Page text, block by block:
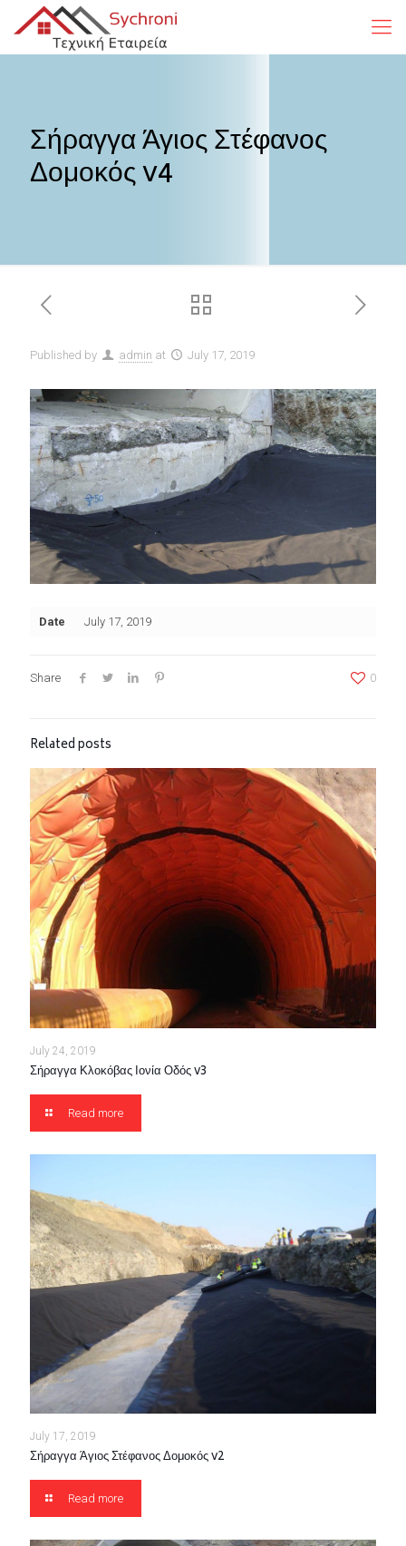
Σήραγγα Άγιος Στέφανος
Δομοκός v4
Published by admin at July 17, 2019
Date July 17, 2019
Share 0
Related posts
July 24, 2019
Σήραγγα Κλοκόβας Ιονία Οδός v3
Read more
July 17, 2019
Σήραγγα Άγιος Στέφανος Δομοκός v2
Read more